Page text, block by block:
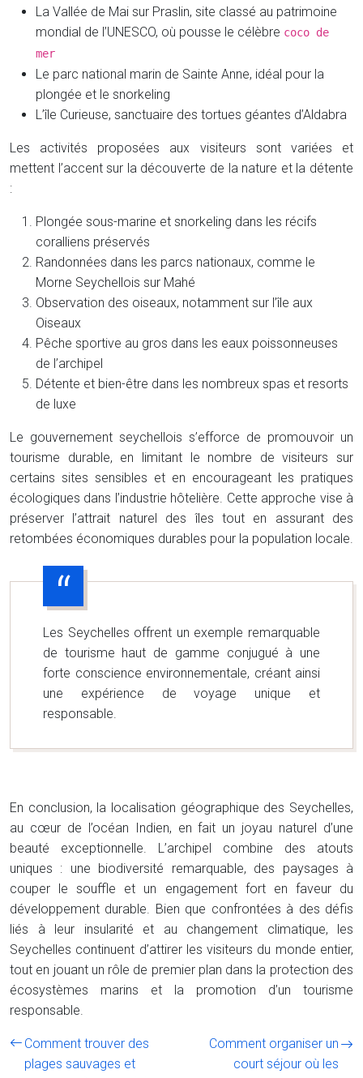
La Vallée de Mai sur Praslin, site classé au patrimoine
mondial de l’UNESCO, où pousse le célèbre coco de
mer
Le parc national marin de Sainte Anne, idéal pour la
plongée et le snorkeling
L’île Curieuse, sanctuaire des tortues géantes d’Aldabra
Les activités proposées aux visiteurs sont variées et
mettent l’accent sur la découverte de la nature et la détente
:
Plongée sous-marine et snorkeling dans les récifs
coralliens préservés
Randonnées dans les parcs nationaux, comme le
Morne Seychellois sur Mahé
Observation des oiseaux, notamment sur l’île aux
Oiseaux
Pêche sportive au gros dans les eaux poissonneuses
de l’archipel
Détente et bien-être dans les nombreux spas et resorts
de luxe
Le gouvernement seychellois s’efforce de promouvoir un
tourisme durable, en limitant le nombre de visiteurs sur
certains sites sensibles et en encourageant les pratiques
écologiques dans l’industrie hôtelière. Cette approche vise à
préserver l’attrait naturel des îles tout en assurant des
retombées économiques durables pour la population locale.
Les Seychelles offrent un exemple remarquable
de tourisme haut de gamme conjugué à une
forte conscience environnementale, créant ainsi
une expérience de voyage unique et
responsable.
En conclusion, la localisation géographique des Seychelles,
au cœur de l’océan Indien, en fait un joyau naturel d’une
beauté exceptionnelle. L’archipel combine des atouts
uniques : une biodiversité remarquable, des paysages à
couper le souffle et un engagement fort en faveur du
développement durable. Bien que confrontées à des défis
liés à leur insularité et au changement climatique, les
Seychelles continuent d’attirer les visiteurs du monde entier,
tout en jouant un rôle de premier plan dans la protection des
écosystèmes marins et la promotion d’un tourisme
responsable.
Comment trouver des
plages sauvages et
Comment organiser un
court séjour où les